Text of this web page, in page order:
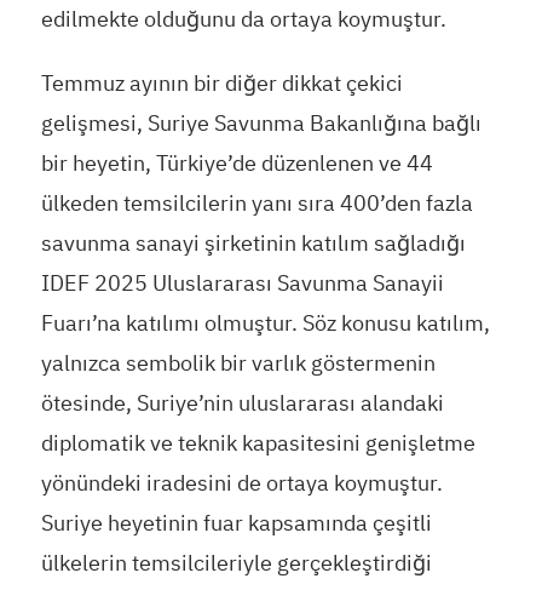
edilmekte olduğunu da ortaya koymuştur.
Temmuz ayının bir diğer dikkat çekici
gelişmesi, Suriye Savunma Bakanlığına bağlı
bir heyetin, Türkiye’de düzenlenen ve 44
ülkeden temsilcilerin yanı sıra 400’den fazla
savunma sanayi şirketinin katılım sağladığı
IDEF 2025 Uluslararası Savunma Sanayii
Fuarı’na katılımı olmuştur. Söz konusu katılım,
yalnızca sembolik bir varlık göstermenin
ötesinde, Suriye’nin uluslararası alandaki
diplomatik ve teknik kapasitesini genişletme
yönündeki iradesini de ortaya koymuştur.
Suriye heyetinin fuar kapsamında çeşitli
ülkelerin temsilcileriyle gerçekleştirdiği